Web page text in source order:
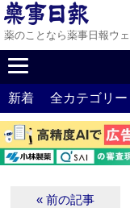
薬のことなら薬事日報ウ
新着 全カテゴリー
« 前の記事